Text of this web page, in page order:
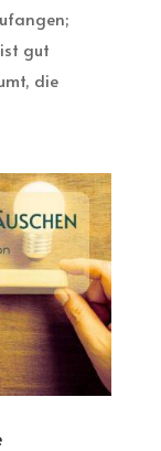
gut
die